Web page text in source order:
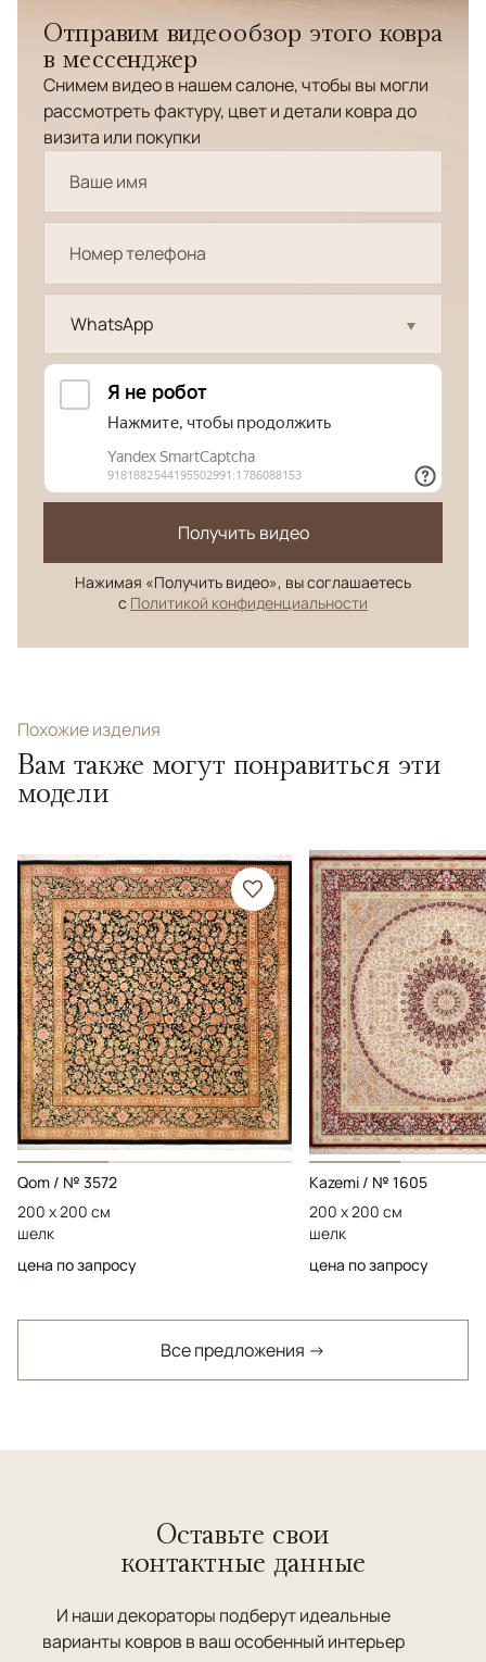
Отправим видеообзор этого ковра
в мессенджер
Снимем видео в нашем салоне, чтобы вы могли
рассмотреть фактуру, цвет и детали ковра до
визита или покупки
WhatsApp
Получить видео
Нажимая «Получить видео», вы соглашаетесь
с Политикой конфиденциальности
Похожие изделия
Вам также могут понравиться эти
модели
Qom / № 3572
200 x 200 см
шелк
цена по запросу
Kazemi / № 1605
200 x 200 см
шелк
цена по запросу
Все предложения →
Оставьте свои
контактные данные
И наши декораторы подберут идеальные
варианты ковров в ваш особенный интерьер